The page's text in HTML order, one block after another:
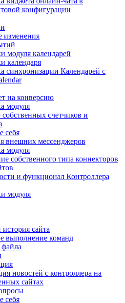
конфигурации
изменения
модуля календарей
календаря
синхронизации Календарей с
на конверсию
модуля
счетчиков и
себя
внешних мессенджеров
модуля
собственного типа коннекторов
и функционал Контроллера
модуля
сайта
выполнение команд
новостей с контроллера на
сайтах
себя